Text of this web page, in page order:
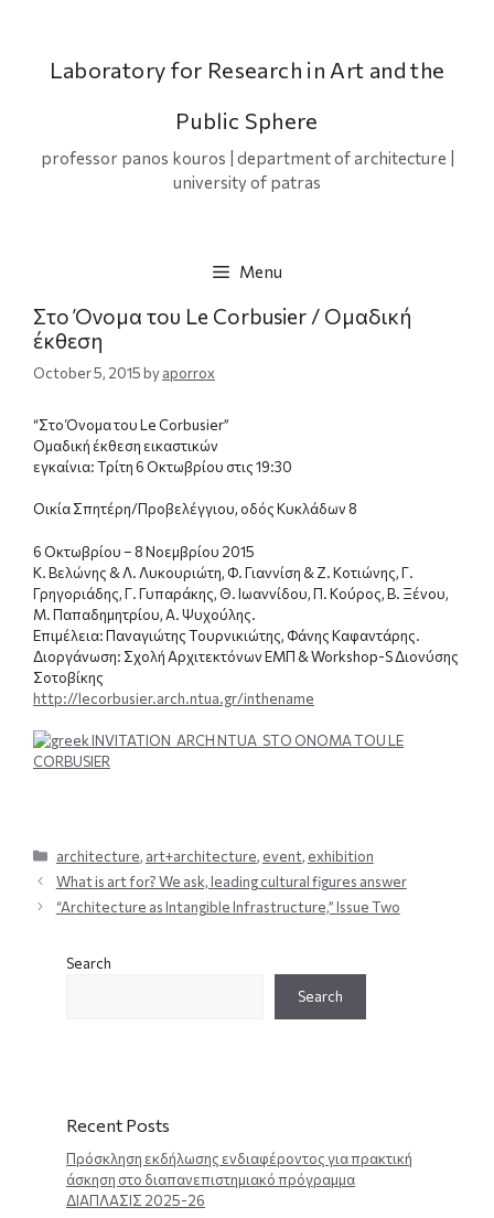
Laboratory for Research in Art and the
Public Sphere
professor panos kouros | department of architecture |
university of patras
Menu
Στο Όνομα του Le Corbusier / Ομαδική
έκθεση
October 5, 2015byaporrox
“Στο Όνομα του Le Corbusier”
Ομαδική έκθεση εικαστικών
εγκαίνια: Τρίτη 6 Οκτωβρίου στις 19:30
Οικία Σπητέρη/Προβελέγγιου, οδός Κυκλάδων 8
6 Οκτωβρίου – 8 Νοεμβρίου 2015
Κ. Βελώνης & Λ. Λυκουριώτη, Φ. Γιαννίση & Ζ. Κοτιώνης, Γ.
Γρηγοριάδης, Γ. Γυπαράκης, Θ. Ιωαννίδου, Π. Κούρος, Β. Ξένου,
Μ. Παπαδημητρίου, Α. Ψυχούλης.
Επιμέλεια: Παναγιώτης Τουρνικιώτης, Φάνης Καφαντάρης.
Διοργάνωση: Σχολή Αρχιτεκτόνων ΕΜΠ & Workshop-S Διονύσης
Σοτοβίκης
http://lecorbusier.arch.ntua.gr/inthename
Categories
architecture, art+architecture, event, exhibition
What is art for? We ask, leading cultural figures answer
“Architecture as Intangible Infrastructure,” Issue Two
Search
Search
Recent Posts
Πρόσκληση εκδήλωσης ενδιαφέροντος για πρακτική
άσκηση στο διαπανεπιστημιακό πρόγραμμα
ΔΙΑΠΛΑΣΙΣ 2025-26